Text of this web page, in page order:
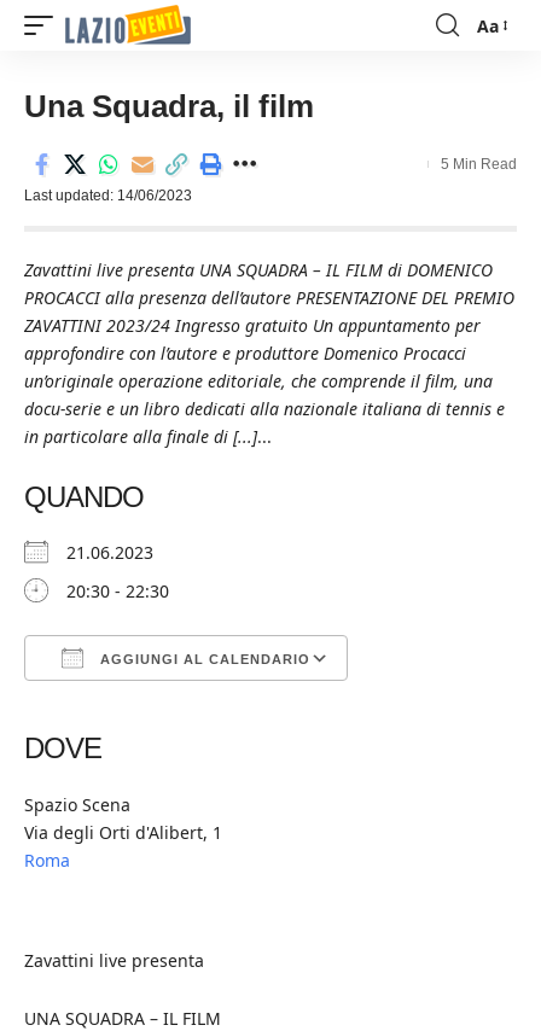
Font
Aa
Una Squadra, il film
Last updated: 14/06/2023
5 Min Read
Zavattini live presenta UNA SQUADRA – IL FILM di DOMENICO
PROCACCI alla presenza dell’autore PRESENTAZIONE DEL PREMIO
ZAVATTINI 2023/24 Ingresso gratuito Un appuntamento per
approfondire con l’autore e produttore Domenico Procacci
un’originale operazione editoriale, che comprende il film, una
docu-serie e un libro dedicati alla nazionale italiana di tennis e
in particolare alla finale di [...]...
QUANDO
21.06.2023
20:30 - 22:30
AGGIUNGI AL CALENDARIO
DOVE
Spazio Scena
Via degli Orti d'Alibert, 1
Roma
Zavattini live presenta
UNA SQUADRA – IL FILM